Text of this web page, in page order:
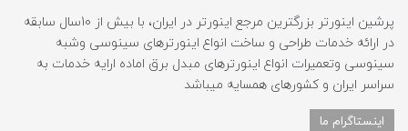
پرشین اینورتر بزرگترین مرجع اینورتر در ایران، با بیش از 10سال سابقه
در ارائه خدمات طراحی و ساخت انواع اینورترهای سینوسی وشبه
سینوسی وتعمیرات انواع اینورترهای مبدل برق اماده ارایه خدمات به
سراسر ایران و کشورهای همسایه میباشد
اینستاگرام ما